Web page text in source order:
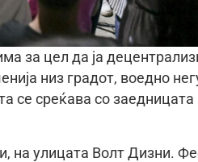
за цел да ја
низ градот, воедно
се среќава со
улицата Волт Дизни.